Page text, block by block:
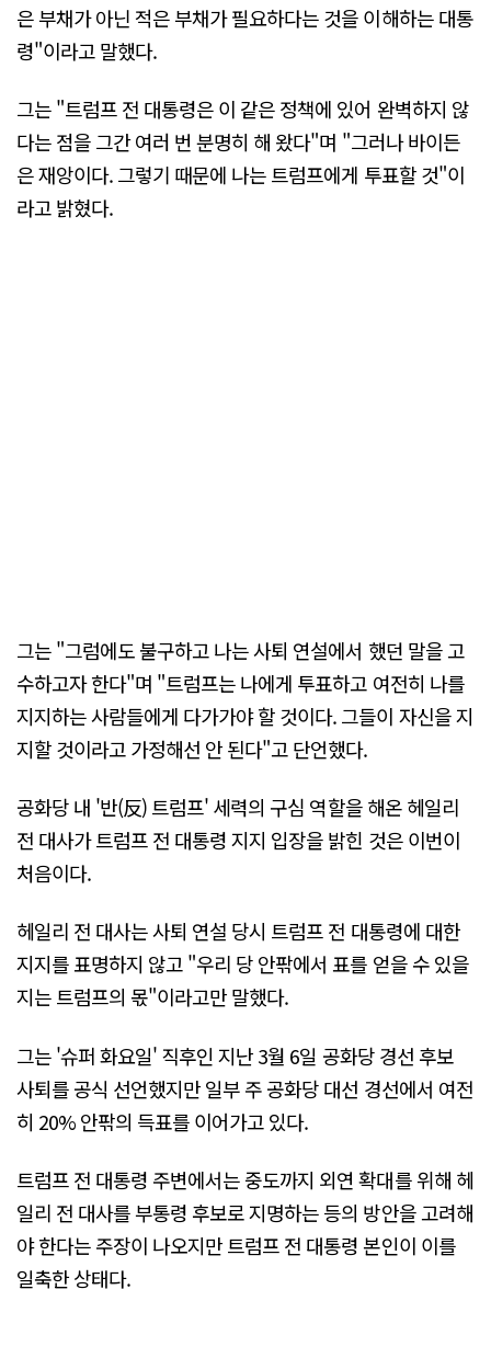
은 부채가 아닌 적은 부채가 필요하다는 것을 이해하는 대통
령"이라고 말했다.
그는 "트럼프 전 대통령은 이 같은 정책에 있어 완벽하지 않
다는 점을 그간 여러 번 분명히 해 왔다"며 "그러나 바이든
은 재앙이다. 그렇기 때문에 나는 트럼프에게 투표할 것"이
라고 밝혔다.
그는 "그럼에도 불구하고 나는 사퇴 연설에서 했던 말을 고
수하고자 한다"며 "트럼프는 나에게 투표하고 여전히 나를
지지하는 사람들에게 다가가야 할 것이다. 그들이 자신을 지
지할 것이라고 가정해선 안 된다"고 단언했다.
공화당 내 '반(反) 트럼프' 세력의 구심 역할을 해온 헤일리
전 대사가 트럼프 전 대통령 지지 입장을 밝힌 것은 이번이
처음이다.
헤일리 전 대사는 사퇴 연설 당시 트럼프 전 대통령에 대한
지지를 표명하지 않고 "우리 당 안팎에서 표를 얻을 수 있을
지는 트럼프의 몫"이라고만 말했다.
그는 '슈퍼 화요일' 직후인 지난 3월 6일 공화당 경선 후보
사퇴를 공식 선언했지만 일부 주 공화당 대선 경선에서 여전
히 20% 안팎의 득표를 이어가고 있다.
트럼프 전 대통령 주변에서는 중도까지 외연 확대를 위해 헤
일리 전 대사를 부통령 후보로 지명하는 등의 방안을 고려해
야 한다는 주장이 나오지만 트럼프 전 대통령 본인이 이를
일축한 상태다.